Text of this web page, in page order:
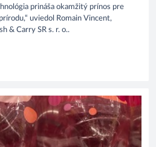
prináša okamžitý prínos pre
uviedol Romain Vincent,
& Carry SR s. r. o..